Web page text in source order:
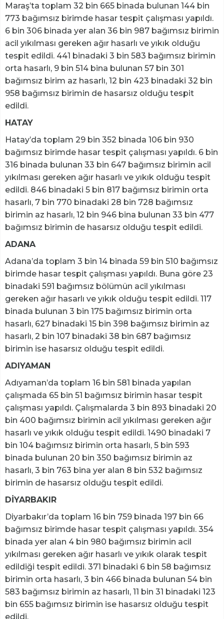
Maraş’ta toplam 32 bin 665 binada bulunan 144 bin
773 bağımsız birimde hasar tespit çalışması yapıldı.
6 bin 306 binada yer alan 36 bin 987 bağımsız birimin
acil yıkılması gereken ağır hasarlı ve yıkık olduğu
tespit edildi. 441 binadaki 3 bin 583 bağımsız birimin
orta hasarlı, 9 bin 514 bina bulunan 57 bin 301
bağımsız birim az hasarlı, 12 bin 423 binadaki 32 bin
958 bağımsız birimin de hasarsız olduğu tespit
edildi.
HATAY
Hatay’da toplam 29 bin 352 binada 106 bin 930
bağımsız birimde hasar tespit çalışması yapıldı. 6 bin
316 binada bulunan 33 bin 647 bağımsız birimin acil
yıkılması gereken ağır hasarlı ve yıkık olduğu tespit
edildi. 846 binadaki 5 bin 817 bağımsız birimin orta
hasarlı, 7 bin 770 binadaki 28 bin 728 bağımsız
birimin az hasarlı, 12 bin 946 bina bulunan 33 bin 477
bağımsız birimin de hasarsız olduğu tespit edildi.
ADANA
Adana’da toplam 3 bin 14 binada 59 bin 510 bağımsız
birimde hasar tespit çalışması yapıldı. Buna göre 23
binadaki 591 bağımsız bölümün acil yıkılması
gereken ağır hasarlı ve yıkık olduğu tespit edildi. 117
binada bulunan 3 bin 175 bağımsız birimin orta
hasarlı, 627 binadaki 15 bin 398 bağımsız birimin az
hasarlı, 2 bin 107 binadaki 38 bin 687 bağımsız
birimin ise hasarsız olduğu tespit edildi.
ADIYAMAN
Adıyaman’da toplam 16 bin 581 binada yapılan
çalışmada 65 bin 51 bağımsız birimin hasar tespit
çalışması yapıldı. Çalışmalarda 3 bin 893 binadaki 20
bin 400 bağımsız birimin acil yıkılması gereken ağır
hasarlı ve yıkık olduğu tespit edildi. 1490 binadaki 7
bin 104 bağımsız birimin orta hasarlı, 5 bin 593
binada bulunan 20 bin 350 bağımsız birimin az
hasarlı, 3 bin 763 bina yer alan 8 bin 532 bağımsız
birimin de hasarsız olduğu tespit edildi.
DİYARBAKIR
Diyarbakır’da toplam 16 bin 759 binada 197 bin 66
bağımsız birimde hasar tespit çalışması yapıldı. 354
binada yer alan 4 bin 980 bağımsız birimin acil
yıkılması gereken ağır hasarlı ve yıkık olarak tespit
edildiği tespit edildi. 371 binadaki 6 bin 58 bağımsız
birimin orta hasarlı, 3 bin 466 binada bulunan 54 bin
583 bağımsız birimin az hasarlı, 11 bin 31 binadaki 123
bin 655 bağımsız birimin ise hasarsız olduğu tespit
edildi.